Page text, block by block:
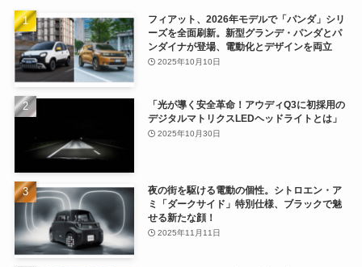
フィアット、2026年モデルで「パンダ」シリ
ーズを全面刷新。新型グランデ・パンダとパ
ンダイナが登場、電動化とデザインを両立
2025年10月10日
「光が導く安全革命！アウディQ3に初採用の
デジタルマトリクスLEDヘッドライトとは」
2025年10月30日
夜の街を駆ける電動の個性。シトロエン・ア
ミ「ダークサイド」特別仕様、ブラックで魅
せる新たな顔！
2025年11月11日